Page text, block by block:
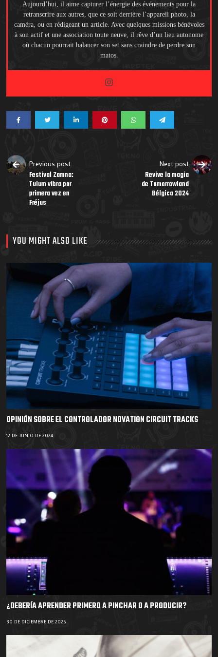
Aujourd’hui, il aime capturer l’énergie des événements pour la
retranscrire aux autres, que ce soit derrière l’appareil photo, la
caméra, ou en rédigeant un article. Avec quelques missions bénévoles
à son actif et une association toute neuve, il rêve d’un lieu autonome
où chacun pourrait balancer son set sans craindre de perdre son
matos.
Previous post
Festival Zamna:
Tulum vibra por
primera vez en
Fréjus
Next post
Revive la magia
de Tomorrowland
Bélgica 2024
YOU MIGHT ALSO LIKE
OPINIÓN SOBRE EL CONTROLADOR NOVATION CIRCUIT TRACKS
12 DE JUNIO DE 2024
¿DEBERÍA APRENDER PRIMERO A PINCHAR O A PRODUCIR?
30 DE DICIEMBRE DE 2025